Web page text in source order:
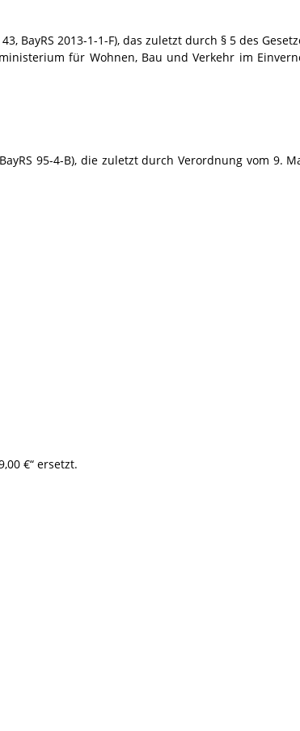
BayRS 2013-1-1-F), das zuletzt durch § 5 des
für Wohnen, Bau und Verkehr im
95-4-B), die zuletzt durch Verordnung vom 9.
€“ ersetzt.